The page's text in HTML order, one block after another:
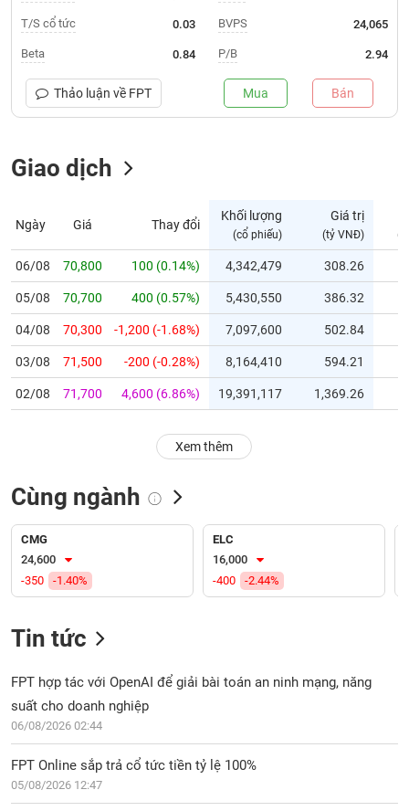
Trạng
thái
phiếu
thị
trường
yết
Niêm
mới
Niêm
yết
bổ
Hủy
dõi
biệt
Không
được
Cổ
phiếu
chi
tiết
T/S cổ tức 0.03
Beta 0.84
BVPS 24,065
P/B 2.94
Thảo luận về FPT Mua Bán
Giao dịch
Ngày Giá Thay đổi
Khối lượng
(cổ phiếu)
Giá trị
(tỷ VNĐ)
06/08 70,800 100 (0.14%) 4,342,479 308.26
05/08 70,700 400 (0.57%) 5,430,550 386.32
04/08 70,300 -1,200 (-1.68%) 7,097,600 502.84
03/08 71,500 -200 (-0.28%) 8,164,410 594.21
02/08 71,700 4,600 (6.86%) 19,391,117 1,369.26
Xem thêm
Cùng ngành
CMG
24,600
-350
-1.40%
ELC
16,000
-400
-2.44%
Tin tức
FPT hợp tác với OpenAI để giải bài toán an ninh mạng, năng
suất cho doanh nghiệp
06/08/2026 02:44
FPT Online sắp trả cổ tức tiền tỷ lệ 100%
05/08/2026 12:47
NGÀNH
NGHIỆP
CỔ
SINH
TRÁI
PHIẾU
CÔNG
ĐẦU
TƯ
DỮ
LIỆU
TIN
MỚI
Ngành
(-)